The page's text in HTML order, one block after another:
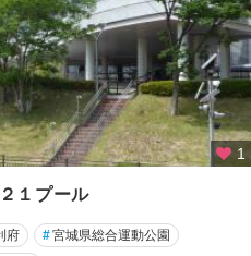
1
１プール
府 #宮城県総合運動公園